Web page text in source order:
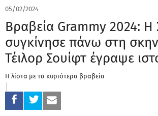
05/02/2024
Βραβεία Grammy 2024: Η
συγκίνησε πάνω στη
Τέιλορ Σουίφτ έγραψε
Η λίστα με τα κυριότερα βραβεία